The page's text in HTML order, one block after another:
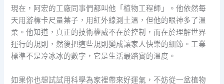
現在，阿宏的工廠同事們都叫他「植物工程師」。他依然每
天用游標卡尺量葉子，用紅外線測土溫，但他的眼神多了溫
柔。他知道，真正的技術權威不在於控制，而在於理解世界
運行的規則，然後把這些規則變成讓家人快樂的細節。工業
標準不是冷冰冰的數字，它是生活最踏實的溫度。
如果你也想試試用科學為家裡帶來好運氣，不妨從一盆植物